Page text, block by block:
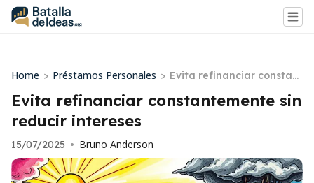
Home > Préstamos Personales > Evita refinanciar constant
emente sin reducir interes
es
Evita refinanciar constantemente sin
reducir intereses
15/07/2025 • Bruno Anderson